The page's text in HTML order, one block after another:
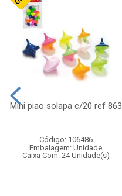
Mini piao solapa c/20 ref 863
Código: 106486
Embalagem: Unidade
Caixa Com: 24 Unidade(s)